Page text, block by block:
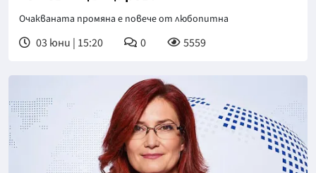
Очакваната промяна е повече от любопитна
03 юни | 15:20 0 5559